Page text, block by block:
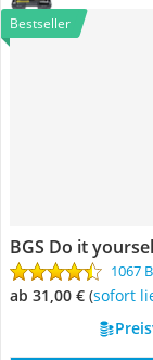
Bestseller
BGS Do it
1067
ab 31,00 € ( Sofort